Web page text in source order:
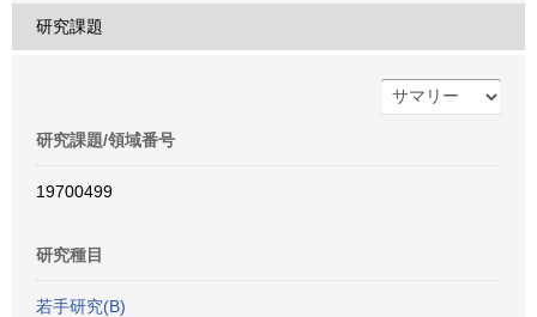
研究課題
研究課題/領域番号
19700499
研究種目
若手研究(B)